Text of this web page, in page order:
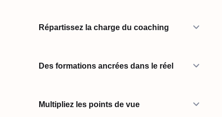
Répartissez la charge du coaching
Des formations ancrées dans le réel
Multipliez les points de vue